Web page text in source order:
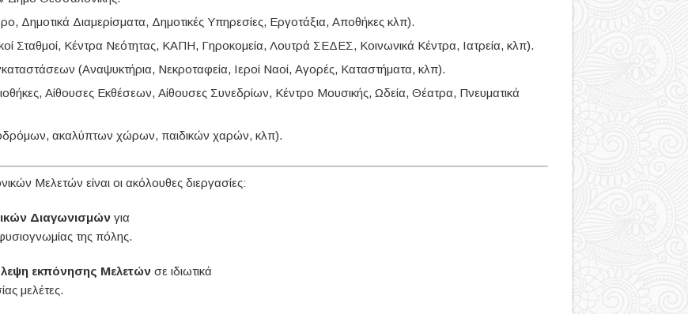
Δημοτικά Διαμερίσματα, Δημοτικές Υπηρεσίες, Εργοτάξια, Αποθήκες κλπ).
Σταθμοί, Κέντρα Νεότητας, ΚΑΠΗ, Γηροκομεία, Λουτρά ΣΕΔΕΣ, Κοινωνικά Κέντρα, Ιατρεία, κλπ).
(Αναψυκτήρια, Νεκροταφεία, Ιεροί Ναοί, Αγορές, Καταστήματα, κλπ).
Αίθουσες Εκθέσεων, Αίθουσες Συνεδρίων, Κέντρο Μουσικής, Ωδεία, Θέατρα, Πνευματικά
ακαλύπτων χώρων, παιδικών χαρών, κλπ).
Μελετών είναι οι ακόλουθες διεργασίες:
Διαγωνισμών για
της πόλης.
εκπόνησης Μελετών σε ιδιωτικά
μελέτες.